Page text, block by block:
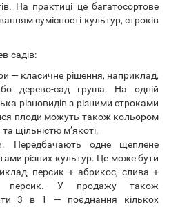
На практиці це багатосортове
сумісності культур, строків
садів:
— класичне рішення, наприклад,
дерево-сад груша. На одній
різновидів з різними строками
плоди можуть також кольором
щільністю м’якоті.
Передбачають одне щеплене
різних культур. Це може бути
персик + абрикос, слива +
персик. У продажу також
3 в 1 — поєднання кількох